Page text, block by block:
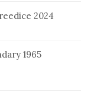
2024
1965